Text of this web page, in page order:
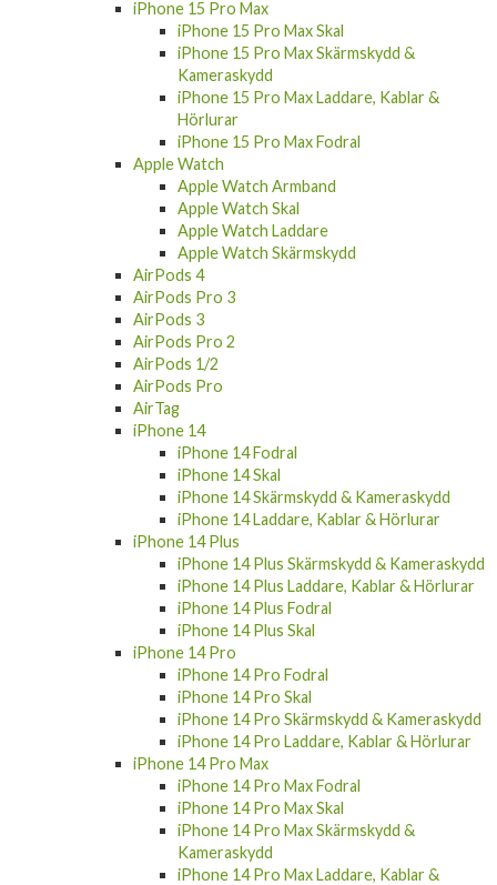
iPhone 15 Pro Max
iPhone 15 Pro Max Skal
iPhone 15 Pro Max Skärmskydd &
Kameraskydd
iPhone 15 Pro Max Laddare, Kablar &
Hörlurar
iPhone 15 Pro Max Fodral
Apple Watch
Apple Watch Armband
Apple Watch Skal
Apple Watch Laddare
Apple Watch Skärmskydd
AirPods 4
AirPods Pro 3
AirPods 3
AirPods Pro 2
AirPods 1/2
AirPods Pro
AirTag
iPhone 14
iPhone 14 Fodral
iPhone 14 Skal
iPhone 14 Skärmskydd & Kameraskydd
iPhone 14 Laddare, Kablar & Hörlurar
iPhone 14 Plus
iPhone 14 Plus Skärmskydd & Kameraskydd
iPhone 14 Plus Laddare, Kablar & Hörlurar
iPhone 14 Plus Fodral
iPhone 14 Plus Skal
iPhone 14 Pro
iPhone 14 Pro Fodral
iPhone 14 Pro Skal
iPhone 14 Pro Skärmskydd & Kameraskydd
iPhone 14 Pro Laddare, Kablar & Hörlurar
iPhone 14 Pro Max
iPhone 14 Pro Max Fodral
iPhone 14 Pro Max Skal
iPhone 14 Pro Max Skärmskydd &
Kameraskydd
iPhone 14 Pro Max Laddare, Kablar &